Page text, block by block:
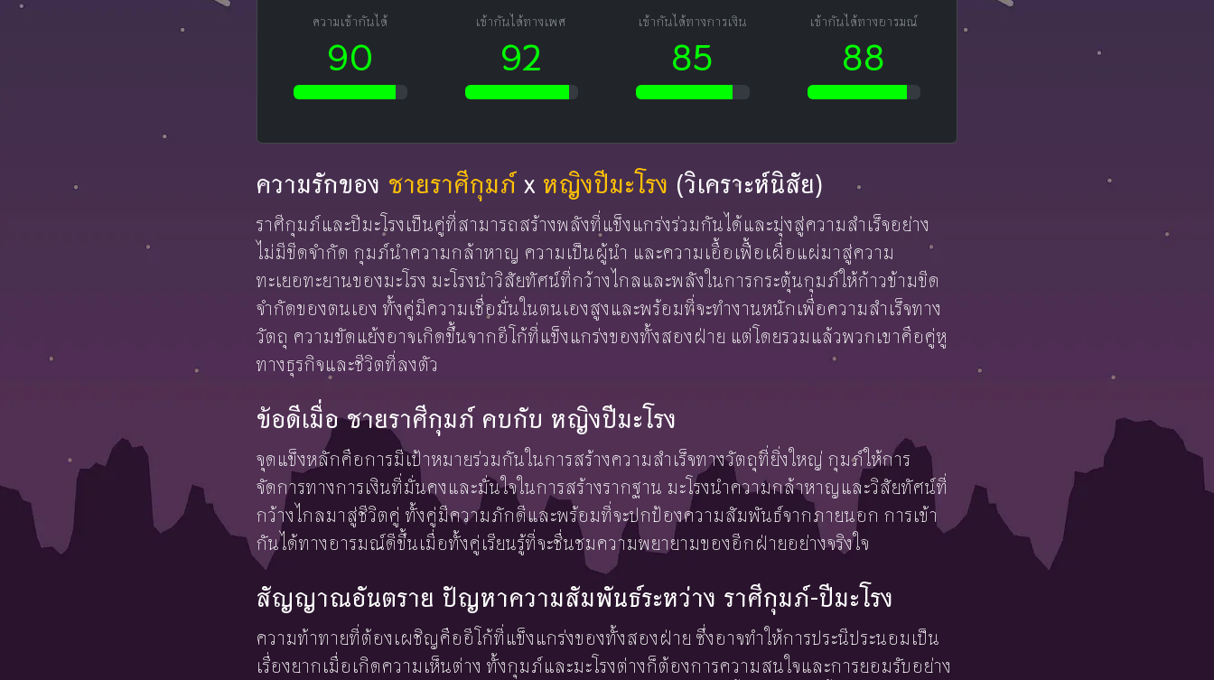
ความเข้ากันได้
90
เข้ากันได้ทางเพศ
92
เข้ากันได้ทางการเงิน
85
เข้ากันได้ทางอารมณ์
88
ความรักของ ชายราศีกุมภ์ x หญิงปีมะโรง (วิเคราะห์นิสัย)
ราศีกุมภ์และปีมะโรงเป็นคู่ที่สามารถสร้างพลังที่แข็งแกร่งร่วมกันได้และมุ่งสู่ความสำเร็จอย่าง
ไม่มีขีดจำกัด กุมภ์นำความกล้าหาญ ความเป็นผู้นำ และความเอื้อเฟื้อเผื่อแผ่มาสู่ความ
ทะเยอทะยานของมะโรง มะโรงนำวิสัยทัศน์ที่กว้างไกลและพลังในการกระตุ้นกุมภ์ให้ก้าวข้ามขีด
จำกัดของตนเอง ทั้งคู่มีความเชื่อมั่นในตนเองสูงและพร้อมที่จะทำงานหนักเพื่อความสำเร็จทาง
วัตถุ ความขัดแย้งอาจเกิดขึ้นจากอีโก้ที่แข็งแกร่งของทั้งสองฝ่าย แต่โดยรวมแล้วพวกเขาคือคู่หู
ทางธุรกิจและชีวิตที่ลงตัว
ข้อดีเมื่อ ชายราศีกุมภ์ คบกับ หญิงปีมะโรง
จุดแข็งหลักคือการมีเป้าหมายร่วมกันในการสร้างความสำเร็จทางวัตถุที่ยิ่งใหญ่ กุมภ์ให้การ
จัดการทางการเงินที่มั่นคงและมั่นใจในการสร้างรากฐาน มะโรงนำความกล้าหาญและวิสัยทัศน์ที่
กว้างไกลมาสู่ชีวิตคู่ ทั้งคู่มีความภักดีและพร้อมที่จะปกป้องความสัมพันธ์จากภายนอก การเข้า
กันได้ทางอารมณ์ดีขึ้นเมื่อทั้งคู่เรียนรู้ที่จะชื่นชมความพยายามของอีกฝ่ายอย่างจริงใจ
สัญญาณอันตราย ปัญหาความสัมพันธ์ระหว่าง ราศีกุมภ์-ปีมะโรง
ความท้าทายที่ต้องเผชิญคืออีโก้ที่แข็งแกร่งของทั้งสองฝ่าย ซึ่งอาจทำให้การประนีประนอมเป็น
เรื่องยากเมื่อเกิดความเห็นต่าง ทั้งกุมภ์และมะโรงต่างก็ต้องการความสนใจและการยอมรับอย่าง